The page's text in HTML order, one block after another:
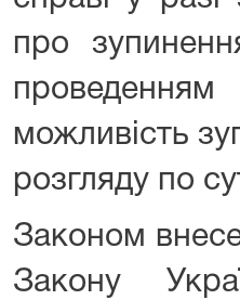
про
проведенням
можливість
розгляду по
Законом
Закону